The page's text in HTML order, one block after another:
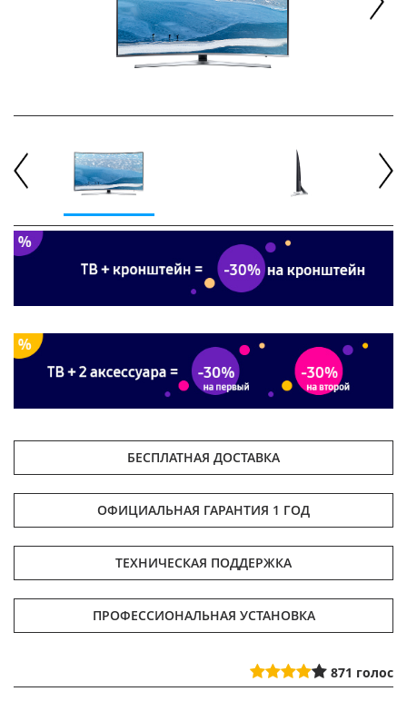
БЕСПЛАТНАЯ ДОСТАВКА
ОФИЦИАЛЬНАЯ ГАРАНТИЯ 1 ГОД
ТЕХНИЧЕСКАЯ ПОДДЕРЖКА
ПРОФЕССИОНАЛЬНАЯ УСТАНОВКА
871 голос